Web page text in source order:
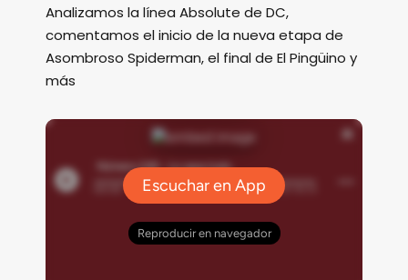
Analizamos la línea Absolute de DC,
comentamos el inicio de la nueva etapa de
Asombroso Spiderman, el final de El Pingüino y
más